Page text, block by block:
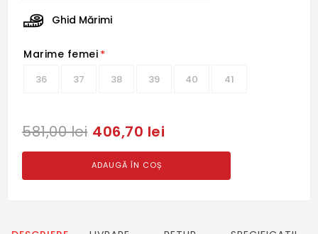
Ghid Mărimi
Marime femei *
36 37 38 39 40 41
581,00 lei 406,70 lei
ADAUGĂ ÎN COȘ